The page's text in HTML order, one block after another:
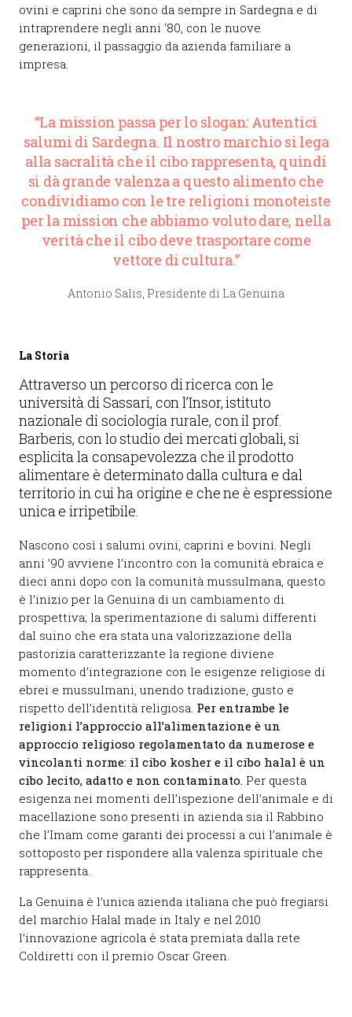
ovini e caprini che sono da sempre in Sardegna e di
intraprendere negli anni ‘80, con le nuove
generazioni, il passaggio da azienda familiare a
impresa.
“La mission passa per lo slogan: Autentici
salumi di Sardegna. Il nostro marchio si lega
alla sacralità che il cibo rappresenta, quindi
si dà grande valenza a questo alimento che
condividiamo con le tre religioni monoteiste
per la mission che abbiamo voluto dare, nella
verità che il cibo deve trasportare come
vettore di cultura.”
Antonio Salis, Presidente di La Genuina
La Storia
Attraverso un percorso di ricerca con le
università di Sassari, con l’Insor, istituto
nazionale di sociologia rurale, con il prof.
Barberis, con lo studio dei mercati globali, si
esplicita la consapevolezza che il prodotto
alimentare è determinato dalla cultura e dal
territorio in cui ha origine e che ne è espressione
unica e irripetibile.
Nascono così i salumi ovini, caprini e bovini. Negli
anni ’90 avviene l’incontro con la comunità ebraica e
dieci anni dopo con la comunità mussulmana, questo
è l’inizio per la Genuina di un cambiamento di
prospettiva; la sperimentazione di salumi differenti
dal suino che era stata una valorizzazione della
pastorizia caratterizzante la regione diviene
momento d’integrazione con le esigenze religiose di
ebrei e mussulmani, unendo tradizione, gusto e
rispetto dell’identità religiosa. Per entrambe le
religioni l’approccio all’alimentazione è un
approccio religioso regolamentato da numerose e
vincolanti norme: il cibo kosher e il cibo halal è un
cibo lecito, adatto e non contaminato. Per questa
esigenza nei momenti dell’ispezione dell’animale e di
macellazione sono presenti in azienda sia il Rabbino
che l’Imam come garanti dei processi a cui l’animale è
sottoposto per rispondere alla valenza spirituale che
rappresenta.
La Genuina è l’unica azienda italiana che può fregiarsi
del marchio Halal made in Italy e nel 2010
l’innovazione agricola è stata premiata dalla rete
Coldiretti con il premio Oscar Green.